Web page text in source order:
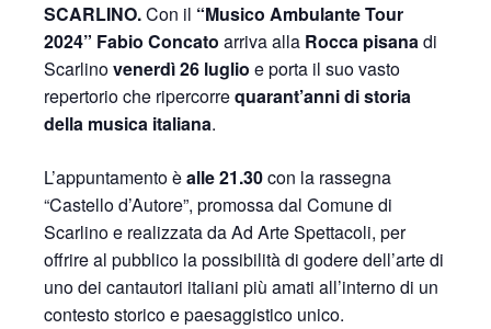
SCARLINO.Con il “Musico Ambulante Tour
2024” Fabio Concato arriva alla Rocca pisanadi
Scarlinovenerdì 26 luglio e porta il suo vasto
repertorio che ripercorrequarant’anni di storia
della musica italiana.
L’appuntamento èalle 21.30con la rassegna
“Castello d’Autore”, promossa dal Comune di
Scarlino e realizzata da Ad Arte Spettacoli, per
offrire al pubblico la possibilità di godere dell’arte di
uno dei cantautori italiani più amati all’interno di un
contesto storico e paesaggistico unico.